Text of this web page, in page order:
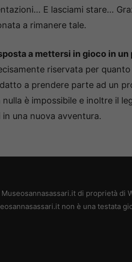
E lasciami stare…
a rimanere tale.
a mettersi in gioco in
riservata per
a prendere parte ad un
è impossibile e inoltre il
una nuova avventura.
Museosannasassari.it di proprietà di
non è una testata